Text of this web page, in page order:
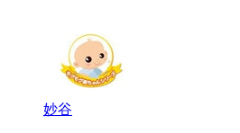
妙谷